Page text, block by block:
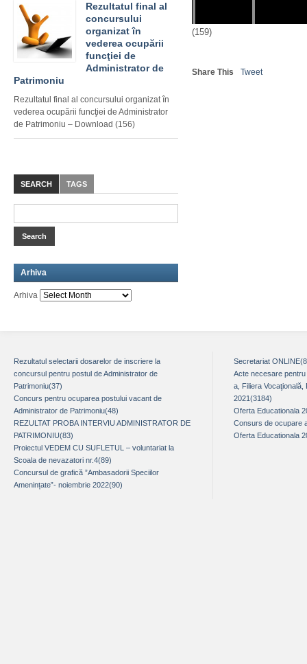
(159)
Share This Tweet
Rezultatul final al
concursului
organizat în
vederea ocupării
funcţiei de
Administrator de
Patrimoniu
Rezultatul final al concursului organizat în
vederea ocupării funcţiei de Administrator
de Patrimoniu – Download (156)
SEARCH TAGS
Arhiva
Arhiva
Rezultatul selectarii dosarelor de inscriere la
concursul pentru postul de Administrator de
Patrimoniu(37)
Concurs pentru ocuparea postului vacant de
Administrator de Patrimoniu(48)
REZULTAT PROBA INTERVIU ADMINISTRATOR DE
PATRIMONIU(83)
Proiectul VEDEM CU SUFLETUL – voluntariat la
Scoala de nevazatori nr.4(89)
Concursul de grafică ”Ambasadorii Speciilor
Amenințate”- noiembrie 2022(90)
Secretariat
Acte necesare
a, Filiera
2021(3184)
Oferta Educationala
Consurs de ocupare
Oferta Educationala